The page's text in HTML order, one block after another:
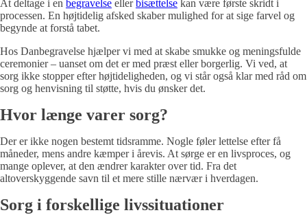
At deltage i en begravelse eller bisættelse kan være første skridt i
processen. En højtidelig afsked skaber mulighed for at sige farvel og
begynde at forstå tabet.
Hos Danbegravelse hjælper vi med at skabe smukke og meningsfulde
ceremonier – uanset om det er med præst eller borgerlig. Vi ved, at
sorg ikke stopper efter højtideligheden, og vi står også klar med råd om
sorg og henvisning til støtte, hvis du ønsker det.
Hvor længe varer sorg?
Der er ikke nogen bestemt tidsramme. Nogle føler lettelse efter få
måneder, mens andre kæmper i årevis. At sørge er en livsproces, og
mange oplever, at den ændrer karakter over tid. Fra det
altoverskyggende savn til et mere stille nærvær i hverdagen.
Sorg i forskellige livssituationer